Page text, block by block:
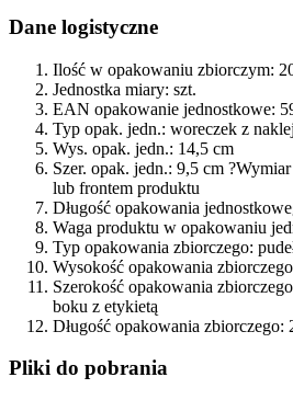
Dane logistyczne
Ilość w opakowaniu zbiorczym:
Jednostka miary: szt.
EAN opakowanie jednostkowe:
Typ opak. jedn.: woreczek z
Wys. opak. jedn.: 14,5 cm
Szer. opak. jedn.: 9,5 cm ?
lub frontem produktu
Długość opakowania
Waga produktu w opakowaniu
Typ opakowania zbiorczego:
Wysokość opakowania
Szerokość opakowania
boku z etykietą
Długość opakowania zbiorczego:
Pliki do pobrania